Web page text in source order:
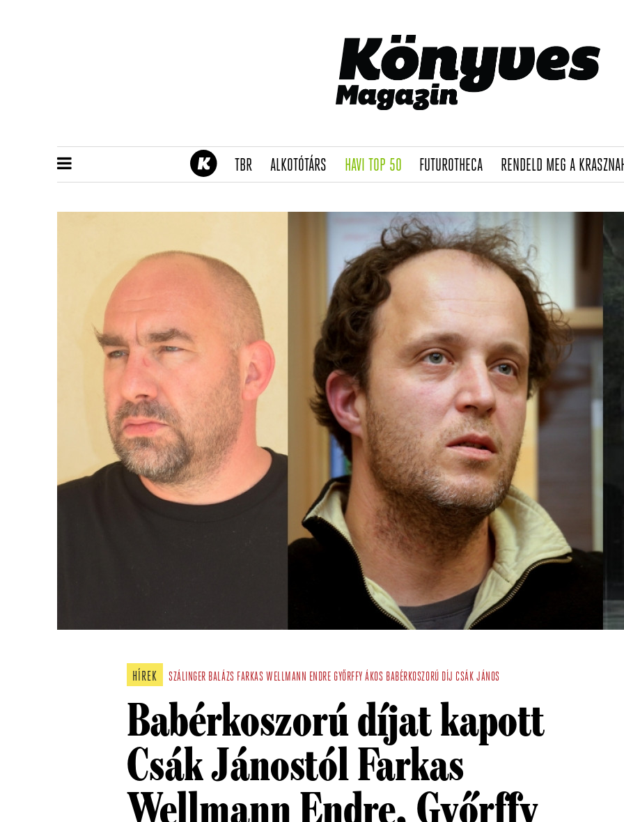
TBR(CURRENT)
ALKOTÓTÁRS(CURRENT)
HAVI TOP 50(CURRENT)
FUTUROTHECA(CURRENT)
RENDELD MEG A
HÍREK SZÁLINGER BALÁZS FARKAS WELLMANN ENDRE GYŐRFFY ÁKOS BABÉRKOSZORÚ DÍJ CSÁK JÁNOS
Babérkoszorú díjat kapott
Csák Jánostól Farkas
Wellmann Endre, Győrffy